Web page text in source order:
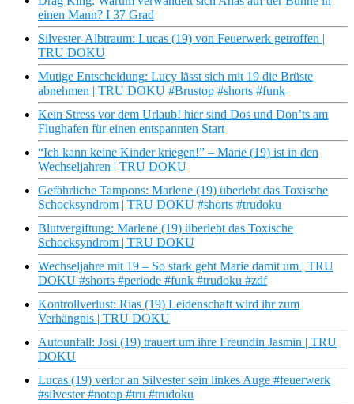
einen Mann? I 37 Grad
Silvester-Albtraum: Lucas (19) von Feuerwerk getroffen |
TRU DOKU
Mutige Entscheidung: Lucy lässt sich mit 19 die Brüste
abnehmen | TRU DOKU #Brustop #shorts #funk
Kein Stress vor dem Urlaub! hier sind Dos und Don’ts am
Flughafen für einen entspannten Start
“Ich kann keine Kinder kriegen!” – Marie (19) ist in den
Wechseljahren | TRU DOKU
Gefährliche Tampons: Marlene (19) überlebt das Toxische
Schocksyndrom | TRU DOKU #shorts #trudoku
Blutvergiftung: Marlene (19) überlebt das Toxische
Schocksyndrom | TRU DOKU
Wechseljahre mit 19 – So stark geht Marie damit um | TRU
DOKU #shorts #periode #funk #trudoku #zdf
Kontrollverlust: Rias (19) Leidenschaft wird ihr zum
Verhängnis | TRU DOKU
Autounfall: Josi (19) trauert um ihre Freundin Jasmin | TRU
DOKU
Lucas (19) verlor an Silvester sein linkes Auge #feuerwerk
#silvester #notop #tru #trudoku